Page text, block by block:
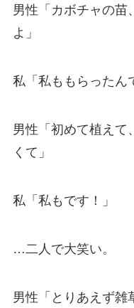
男性「カボチャの苗
よ」
私「私ももらったん
男性「初めて植えて
くて」
私「私もです！」
…二人で大笑い。
男性「とりあえず雑